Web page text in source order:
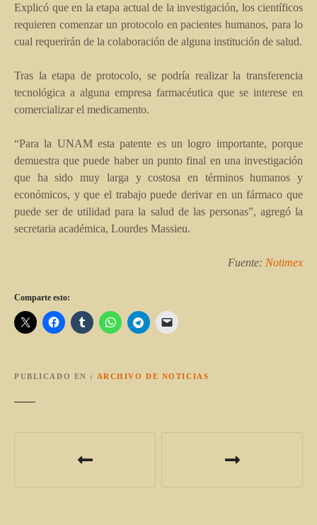
Explicó que en la etapa actual de la investigación, los científicos
requieren comenzar un protocolo en pacientes humanos, para lo
cual requerirán de la colaboración de alguna institución de salud.
Tras la etapa de protocolo, se podría realizar la transferencia
tecnológica a alguna empresa farmacéutica que se interese en
comercializar el medicamento.
“Para la UNAM esta patente es un logro importante, porque
demuestra que puede haber un punto final en una investigación
que ha sido muy larga y costosa en términos humanos y
económicos, y que el trabajo puede derivar en un fármaco que
puede ser de utilidad para la salud de las personas”, agregó la
secretaria académica, Lourdes Massieu.
Fuente: Notimex
Comparte esto:
PUBLICADO EN ARCHIVO DE NOTICIAS